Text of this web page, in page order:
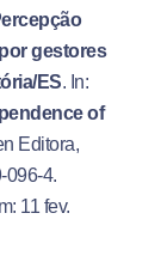
gestores
ES. In:
of
Editora,
096-4.
11 fev.